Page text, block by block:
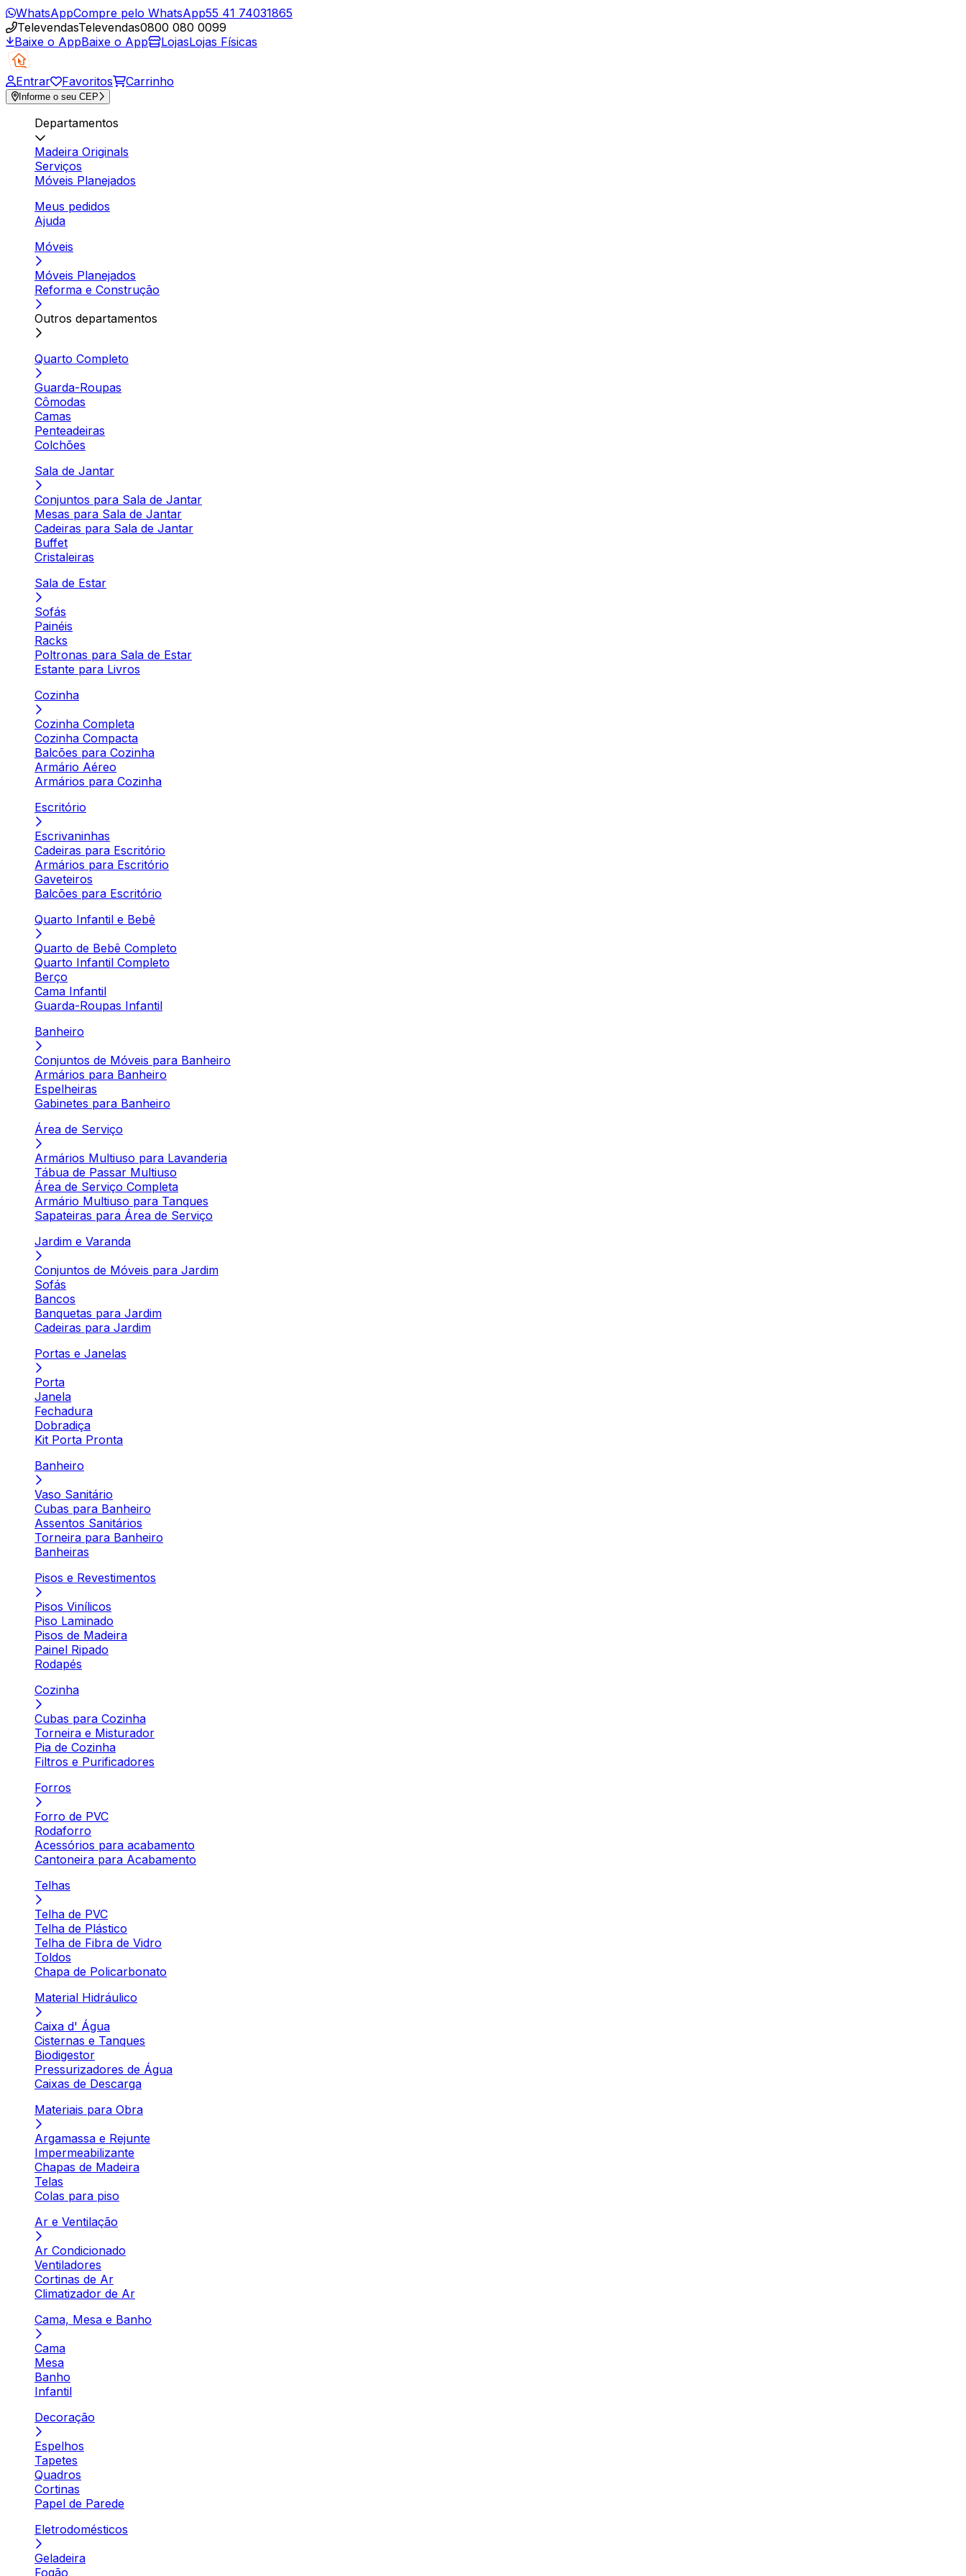
WhatsAppCompre pelo WhatsApp55 41 74031865
TelevendasTelevendas0800 080 0099
Baixe o AppBaixe o App LojasLojas Físicas
Entrar Favoritos Carrinho
Informe o seu CEP
Departamentos
Madeira Originals
Serviços
Móveis Planejados
Meus pedidos
Ajuda
Móveis
Móveis Planejados
Reforma e Construção
Outros departamentos
Quarto Completo
Guarda-Roupas
Cômodas
Camas
Penteadeiras
Colchões
Sala de Jantar
Conjuntos para Sala de Jantar
Mesas para Sala de Jantar
Cadeiras para Sala de Jantar
Buffet
Cristaleiras
Sala de Estar
Sofás
Painéis
Racks
Poltronas para Sala de Estar
Estante para Livros
Cozinha
Cozinha Completa
Cozinha Compacta
Balcões para Cozinha
Armário Aéreo
Armários para Cozinha
Escritório
Escrivaninhas
Cadeiras para Escritório
Armários para Escritório
Gaveteiros
Balcões para Escritório
Quarto Infantil e Bebê
Quarto de Bebê Completo
Quarto Infantil Completo
Berço
Cama Infantil
Guarda-Roupas Infantil
Banheiro
Conjuntos de Móveis para Banheiro
Armários para Banheiro
Espelheiras
Gabinetes para Banheiro
Área de Serviço
Armários Multiuso para Lavanderia
Tábua de Passar Multiuso
Área de Serviço Completa
Armário Multiuso para Tanques
Sapateiras para Área de Serviço
Jardim e Varanda
Conjuntos de Móveis para Jardim
Sofás
Bancos
Banquetas para Jardim
Cadeiras para Jardim
Portas e Janelas
Porta
Janela
Fechadura
Dobradiça
Kit Porta Pronta
Banheiro
Vaso Sanitário
Cubas para Banheiro
Assentos Sanitários
Torneira para Banheiro
Banheiras
Pisos e Revestimentos
Pisos Vinílicos
Piso Laminado
Pisos de Madeira
Painel Ripado
Rodapés
Cozinha
Cubas para Cozinha
Torneira e Misturador
Pia de Cozinha
Filtros e Purificadores
Forros
Forro de PVC
Rodaforro
Acessórios para acabamento
Cantoneira para Acabamento
Telhas
Telha de PVC
Telha de Plástico
Telha de Fibra de Vidro
Toldos
Chapa de Policarbonato
Material Hidráulico
Caixa d' Água
Cisternas e Tanques
Biodigestor
Pressurizadores de Água
Caixas de Descarga
Materiais para Obra
Argamassa e Rejunte
Impermeabilizante
Chapas de Madeira
Telas
Colas para piso
Ar e Ventilação
Ar Condicionado
Ventiladores
Cortinas de Ar
Climatizador de Ar
Cama, Mesa e Banho
Cama
Mesa
Banho
Infantil
Decoração
Espelhos
Tapetes
Quadros
Cortinas
Papel de Parede
Eletrodomésticos
Geladeira
Fogão